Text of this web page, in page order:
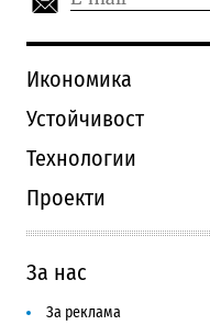
Икономика
Устойчивост
Технологии
Проекти
За нас
За реклама